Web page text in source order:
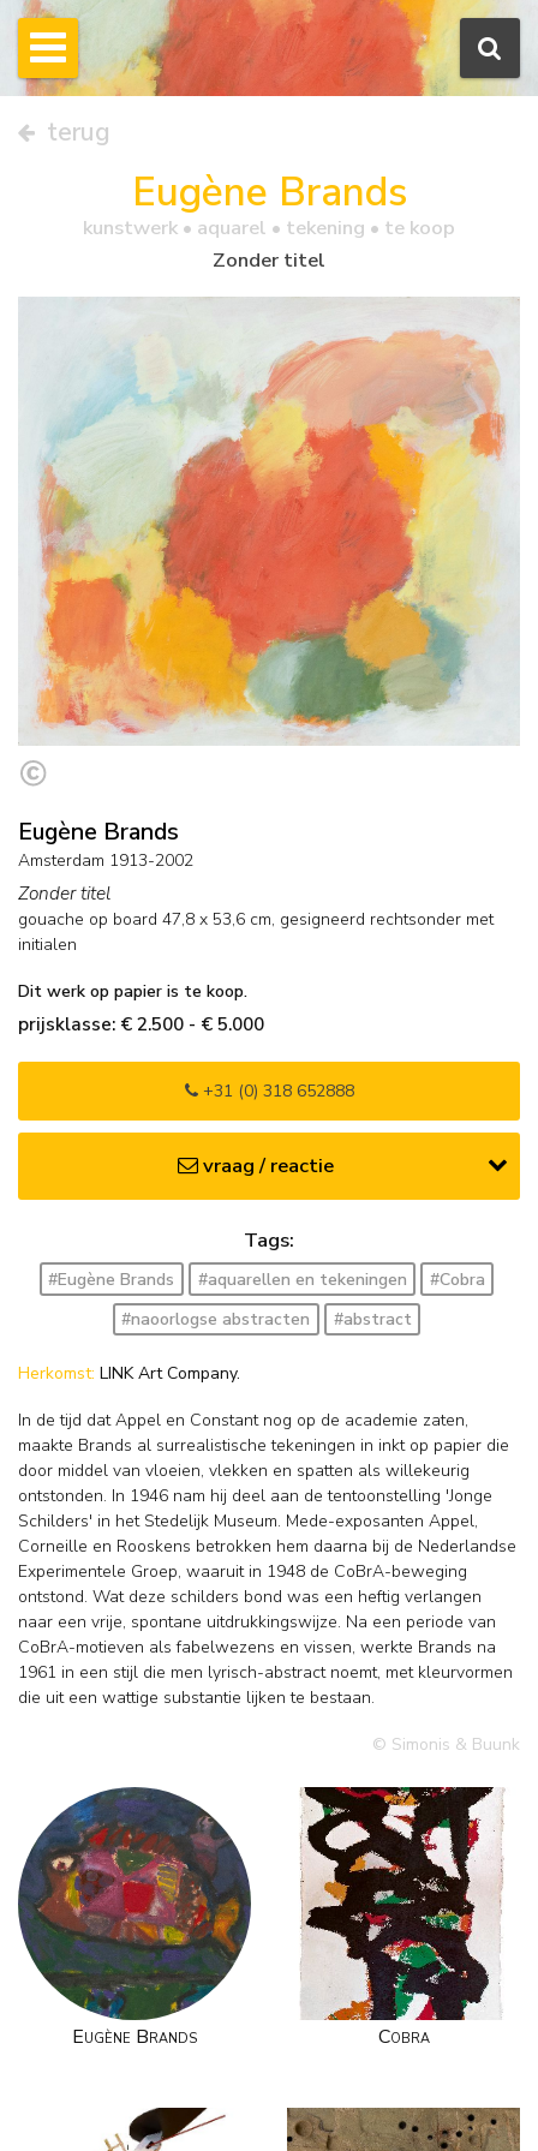
terug
Eugène Brands
kunstwerk • aquarel • tekening • te koop
Zonder titel
Eugène Brands
Amsterdam 1913-2002
Zonder titel
gouache op board 47,8 x 53,6 cm, gesigneerd rechtsonder met
initialen
Dit werk op papier is te koop.
prijsklasse: € 2.500 - € 5.000
+31 (0) 318 652888
vraag / reactie
Tags:
#Eugène Brands #aquarellen en tekeningen
#Cobra
#naoorlogse abstracten
#abstract
Herkomst: LINK Art Company.
In de tijd dat Appel en Constant nog op de academie zaten,
maakte Brands al surrealistische tekeningen in inkt op papier die
door middel van vloeien, vlekken en spatten als willekeurig
ontstonden. In 1946 nam hij deel aan de tentoonstelling 'Jonge
Schilders' in het Stedelijk Museum. Mede-exposanten Appel,
Corneille en Rooskens betrokken hem daarna bij de Nederlandse
Experimentele Groep, waaruit in 1948 de CoBrA-beweging
ontstond. Wat deze schilders bond was een heftig verlangen
naar een vrije, spontane uitdrukkingswijze. Na een periode van
CoBrA-motieven als fabelwezens en vissen, werkte Brands na
1961 in een stijl die men lyrisch-abstract noemt, met kleurvormen
die uit een wattige substantie lijken te bestaan.
© Simonis & Buunk
Eugène Brands Cobra